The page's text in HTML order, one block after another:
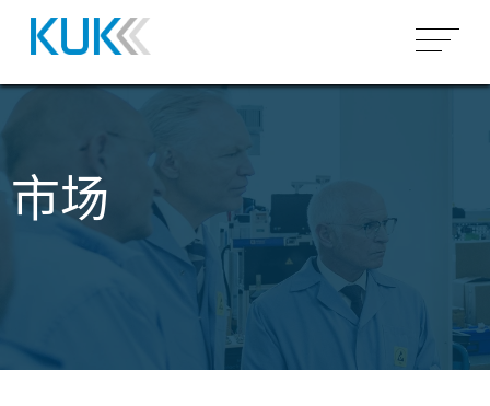
空芯线圈
微型线圈（空芯）
圆柱形/矩形空芯线圈
骨架线圈
微型线圈（磁芯）
变压器
市场
汽车
为什么 KUK
市场